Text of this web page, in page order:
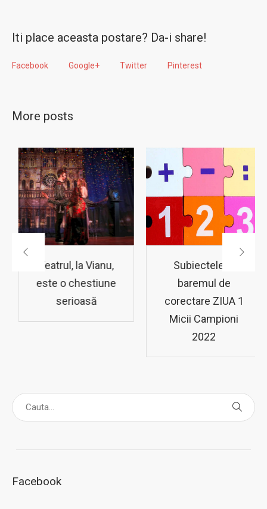
Iti place aceasta postare? Da-i share!
Facebook Google+ Twitter Pinterest
More posts
Rezultatul validării
dosarelor de
angajare
Teatrul, la Vianu,
este o chestiune
serioasă
Facebook